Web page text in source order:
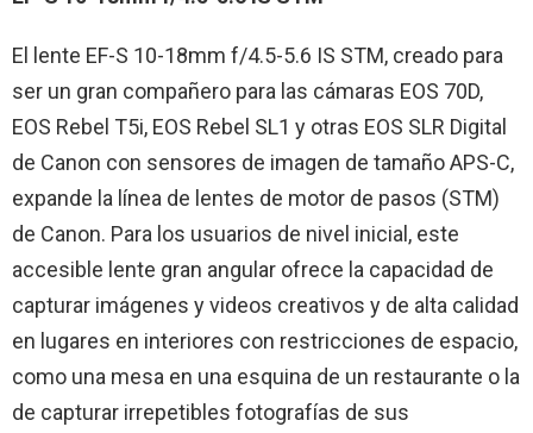
El lente EF-S 10-18mm f/4.5-5.6 IS STM, creado para
ser un gran compañero para las cámaras EOS 70D,
EOS Rebel T5i, EOS Rebel SL1 y otras EOS SLR Digital
de Canon con sensores de imagen de tamaño APS-C,
expande la línea de lentes de motor de pasos (STM)
de Canon. Para los usuarios de nivel inicial, este
accesible lente gran angular ofrece la capacidad de
capturar imágenes y videos creativos y de alta calidad
en lugares en interiores con restricciones de espacio,
como una mesa en una esquina de un restaurante o la
de capturar irrepetibles fotografías de sus